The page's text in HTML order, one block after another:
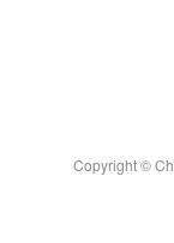
Copyright ©